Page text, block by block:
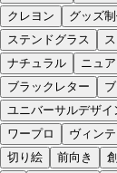
クレヨン
グッズ
ステンドグラス
ナチュラル
ニュ
ブラックレター
ユニバーサルデザイ
ワープロ
ヴィン
切り絵
前向き